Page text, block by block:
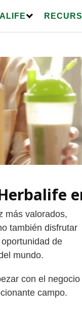
más valorados,
también disfrutar
de
mundo.
con el negocio
campo.